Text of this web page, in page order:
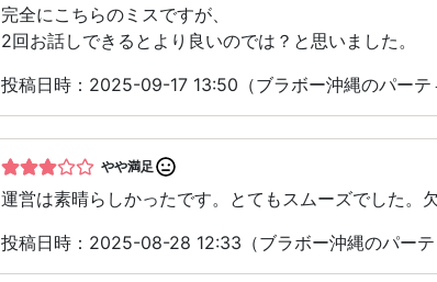
完全にこちらのミスですが、
2回お話しできるとより良いのでは？と思いました。
投稿日時：2025-09-17 13:50（ブラボー沖縄のパーテ
やや満足
運営は素晴らしかったです。とてもスムーズでした。
投稿日時：2025-08-28 12:33（ブラボー沖縄のパーテ